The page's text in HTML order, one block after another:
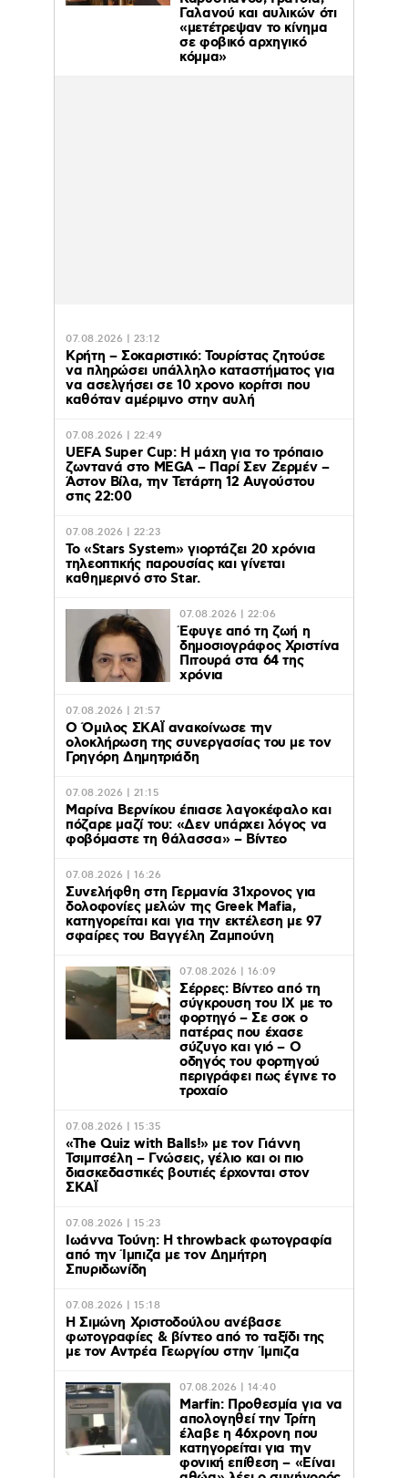
Γαλανού και αυλικών ότι
«μετέτρεψαν το κίνημα
σε φοβικό αρχηγικό
κόμμα»
07.08.2026 | 23:12
Κρήτη – Σοκαριστικό: Τουρίστας ζητούσε
να πληρώσει υπάλληλο καταστήματος για
να ασελγήσει σε 10 χρονο κορίτσι που
καθόταν αμέριμνο στην αυλή
07.08.2026 | 22:49
UEFA Super Cup: Η μάχη για το τρόπαιο
ζωντανά στο MEGA – Παρί Σεν Ζερμέν –
Άστον Βίλα, την Τετάρτη 12 Αυγούστου
στις 22:00
07.08.2026 | 22:23
Το «Stars System» γιορτάζει 20 χρόνια
τηλεοπτικής παρουσίας και γίνεται
καθημερινό στο Star.
07.08.2026 | 22:06
Έφυγε από τη ζωή η
δημοσιογράφος Χριστίνα
Πιτουρά στα 64 της
χρόνια
07.08.2026 | 21:57
Ο Όμιλος ΣΚΑΪ ανακοίνωσε την
ολοκλήρωση της συνεργασίας του με τον
Γρηγόρη Δημητριάδη
07.08.2026 | 21:15
Μαρίνα Βερνίκου έπιασε λαγοκέφαλο και
πόζαρε μαζί του: «Δεν υπάρχει λόγος να
φοβόμαστε τη θάλασσα» – Βίντεο
07.08.2026 | 16:26
Συνελήφθη στη Γερμανία 31χρονος για
δολοφονίες μελών της Greek Mafia,
κατηγορείται και για την εκτέλεση με 97
σφαίρες του Βαγγέλη Ζαμπούνη
07.08.2026 | 16:09
Σέρρες: Βίντεο από τη
σύγκρουση του ΙΧ με το
φορτηγό – Σε σοκ ο
πατέρας που έχασε
σύζυγο και γιό – Ο
οδηγός του φορτηγού
περιγράφει πως έγινε το
τροχαίο
07.08.2026 | 15:35
«The Quiz with Balls!» με τον Γιάννη
Τσιμιτσέλη – Γνώσεις, γέλιο και οι πιο
διασκεδαστικές βουτιές έρχονται στον
ΣΚΑΪ
07.08.2026 | 15:23
Ιωάννα Τούνη: Η throwback φωτογραφία
από την Ίμπιζα με τον Δημήτρη
Σπυριδωνίδη
07.08.2026 | 15:18
Η Σιμώνη Χριστοδούλου ανέβασε
φωτογραφίες & βίντεο από το ταξίδι της
με τον Αντρέα Γεωργίου στην Ίμπιζα
07.08.2026 | 14:40
Marfin: Προθεσμία για να
απολογηθεί την Τρίτη
έλαβε η 46χρονη που
κατηγορείται για την
φονική επίθεση – «Είναι